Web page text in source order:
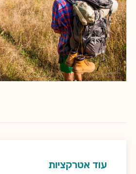
עוד אטרקציות